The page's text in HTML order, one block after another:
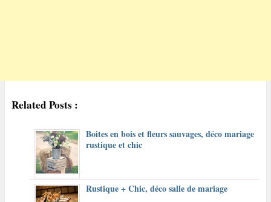
Related Posts :
Boites en bois et fleurs sauvages, déco mariage
rustique et chic
Rustique + Chic, déco salle de mariage